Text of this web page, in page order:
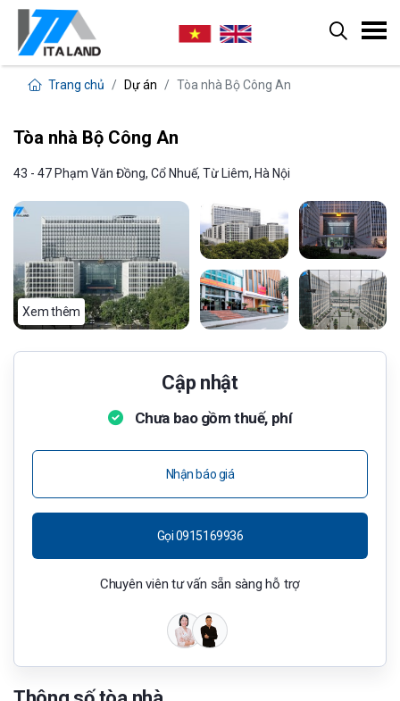
Trang chủ Dự án Tòa nhà Bộ Công An
Tòa nhà Bộ Công An
43 - 47 Phạm Văn Đồng, Cổ Nhuế, Từ Liêm, Hà Nội
Xem thêm
Cập nhật
Chưa bao gồm thuế, phí
Nhận báo giá
Gọi 0915169936
Chuyên viên tư vấn sẵn sàng hỗ trợ